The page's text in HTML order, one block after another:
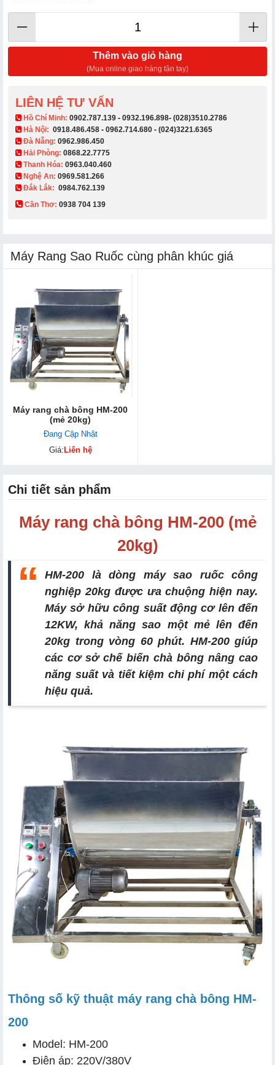
Thêm vào giỏ hàng
(Mua online giao hàng tận tay)
LIÊN HỆ TƯ VẤN
​ Hồ Chí Minh: 0902.787.139 - 0932.196.898- (028)3510.2786
Hà Nội: 0918.486.458 - 0962.714.680 - (024)3221.6365
Đà Nẵng: 0962.986.450
Hải Phòng: 0868.22.7775
Thanh Hóa: 0963.040.460
Nghệ An: 0969.581.266
Đắk Lắk: 0984.762.139
Cần Thơ: 0938 704 139​
Máy Rang Sao Ruốc cùng phân khúc giá
Máy rang chà bông HM-200
(mẻ 20kg)
Đang Cập Nhật
Giá: Liên hệ
Chi tiết sản phẩm
Máy rang chà bông HM-200 (mẻ
20kg)
HM-200 là dòng máy sao ruốc công
nghiệp 20kg được ưa chuộng hiện nay.
Máy sở hữu công suất động cơ lên đến
12KW, khả năng sao một mẻ lên đến
20kg trong vòng 60 phút. HM-200 giúp
các cơ sở chế biến chà bông nâng cao
năng suất và tiết kiệm chi phí một cách
hiệu quả.
Thông số kỹ thuật máy rang chà bông HM-
200
Model: HM-200
Điện áp: 220V/380V